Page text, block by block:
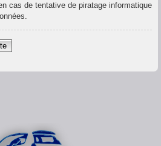
cas de tentative de piratage informatique